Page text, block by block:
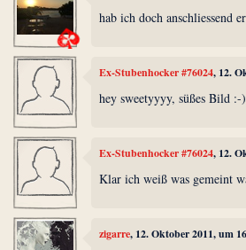
hab ich doch anschliessend
Ex-Stubenhocker #76024, 12.
hey sweetyyyy, süßes Bild :-
Ex-Stubenhocker #76024, 12.
Klar ich weiß was gemeint
zigarre, 12. Oktober 2011, um